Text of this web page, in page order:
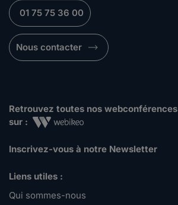
01 75 75 36 00
Nous contacter
Retrouvez toutes nos webconférences
sur :
Inscrivez-vous à notre Newsletter
Liens utiles :
Qui sommes-nous